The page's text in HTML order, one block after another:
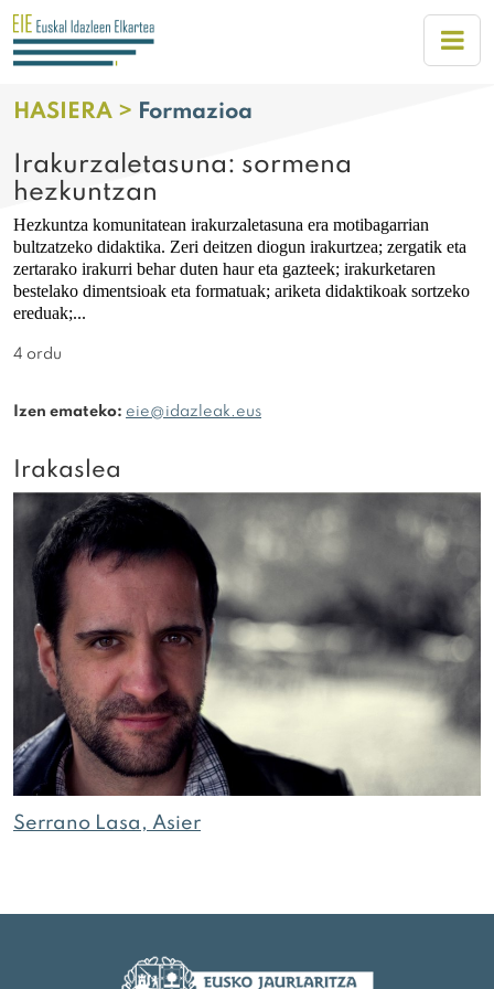
HASIERA > Formazioa
Irakurzaletasuna: sormena
hezkuntzan
Hezkuntza komunitatean irakurzaletasuna era motibagarrian
bultzatzeko didaktika. Zeri deitzen diogun irakurtzea; zergatik eta
zertarako irakurri behar duten haur eta gazteek; irakurketaren
bestelako dimentsioak eta formatuak; ariketa didaktikoak sortzeko
ereduak;...
4 ordu
Izen emateko: eie@idazleak.eus
Irakaslea
Serrano Lasa, Asier